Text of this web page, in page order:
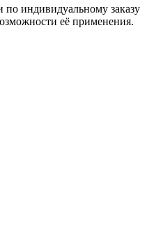
индивидуальному заказу
её применения.